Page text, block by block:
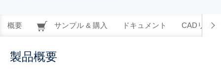
概要 サンプル & 購入 ドキュメント CADリソー
製品概要